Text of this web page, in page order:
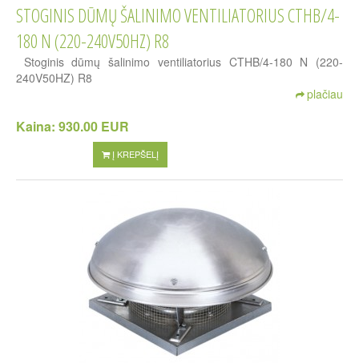
STOGINIS DŪMŲ ŠALINIMO VENTILIATORIUS CTHB/4-
180 N (220-240V50HZ) R8
Stoginis dūmų šalinimo ventiliatorius CTHB/4-180 N (220-
240V50HZ) R8
plačiau
Kaina: 930.00 EUR
Į KREPŠELĮ